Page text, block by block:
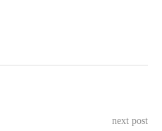
next post